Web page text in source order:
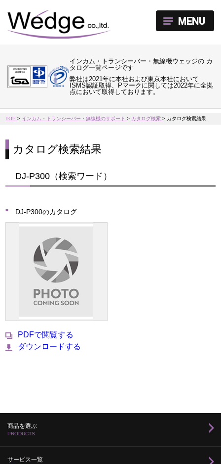
インカム・トランシーバー・無線機ウェッジの カ
タログ一覧ページです
弊社は2021年に本社および東京本社において
ISMS認証取得、Pマークに関しては2022年に全拠
点において取得しております。
MENU
TOP> インカム・トランシーバー・無線機のサポート> カタログ検索> カタログ検索結果
カタログ検索結果
DJ-P300（検索ワード）
DJ-P300のカタログ
PDFで閲覧する
ダウンロードする
商品を選ぶ
PRODUCTS
サービス一覧